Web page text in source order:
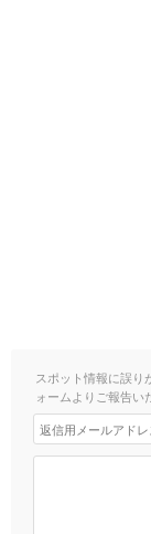
スポット情報に誤り
ォームよりご報告い